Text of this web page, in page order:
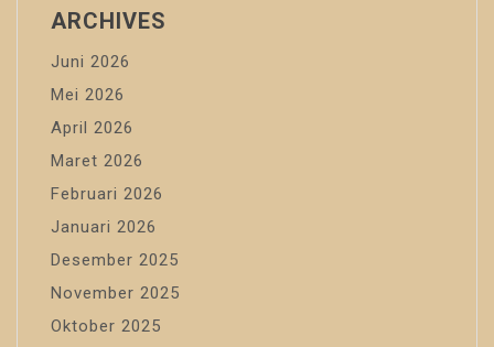
ARCHIVES
Juni 2026
Mei 2026
April 2026
Maret 2026
Februari 2026
Januari 2026
Desember 2025
November 2025
Oktober 2025